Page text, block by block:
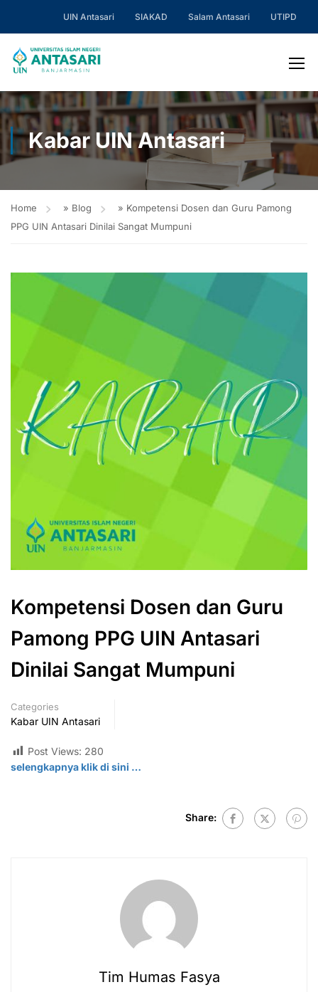
UIN Antasari SIAKAD Salam Antasari UTIPD
Kabar UIN Antasari
Home » Blog » Kompetensi Dosen dan Guru Pamong
PPG UIN Antasari Dinilai Sangat Mumpuni
Kompetensi Dosen dan Guru
Pamong PPG UIN Antasari
Dinilai Sangat Mumpuni
Categories
Kabar UIN Antasari
Post Views: 280
selengkapnya klik di sini …
Share:
Tim Humas Fasya